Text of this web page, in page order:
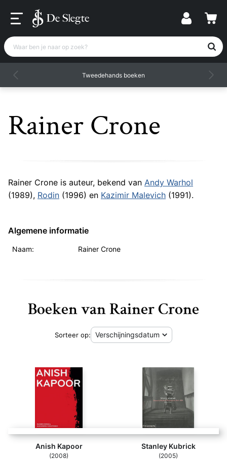
Waar ben je naar op zoek?
Tweedehands boeken
Rainer Crone
Rainer Crone is auteur, bekend van Andy Warhol
(1989), Rodin (1996) en Kazimir Malevich (1991).
Algemene informatie
Naam: Rainer Crone
Boeken van Rainer Crone
Sorteer op:
Anish Kapoor
(2008)
Stanley Kubrick
(2005)